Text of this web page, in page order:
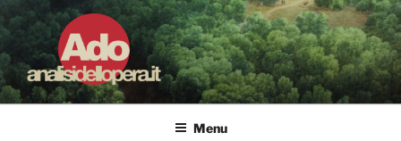
Salta
al
contenuto
ADO ANALISI DELL'OPERA
Osservare le opere d'arte per capirle e imparare ad amarle
Menu